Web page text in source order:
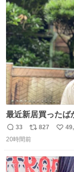
ト
数
数
最近新居買ったば
長男
返
信
33
リ
ポ
ト
827
い
数
20時間前